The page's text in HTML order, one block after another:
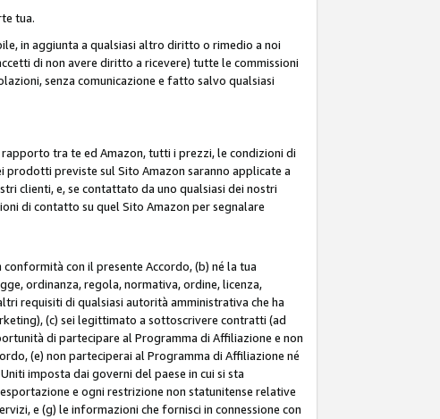
tua.
in aggiunta a qualsiasi altro diritto o rimedio a noi
di non avere diritto a ricevere) tutte le commissioni
senza comunicazione e fatto salvo qualsiasi
tra te ed Amazon, tutti i prezzi, le condizioni di
previste sul Sito Amazon saranno applicate a
clienti, e, se contattato da uno qualsiasi dei nostri
di contatto su quel Sito Amazon per segnalare
con il presente Accordo, (b) né la tua
ordinanza, regola, normativa, ordine, licenza,
requisiti di qualsiasi autorità amministrativa che ha
(c) sei legittimato a sottoscrivere contratti (ad
di partecipare al Programma di Affiliazione e non
(e) non parteciperai al Programma di Affiliazione né
imposta dai governi del paese in cui si sta
e ogni restrizione non statunitense relative
e (g) le informazioni che fornisci in connessione con